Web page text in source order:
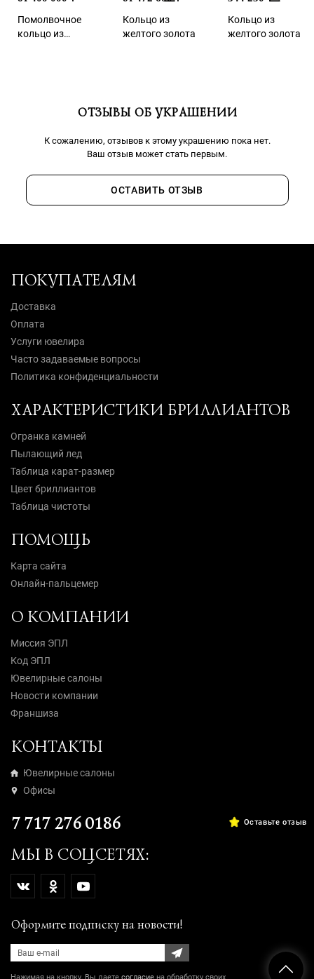
Помолвочное
кольцо из
Кольцо из
желтого золота
Кольцо из
желтого золота
ОТЗЫВЫ ОБ УКРАШЕНИИ
К сожалению, отзывов к этому украшению пока нет.
Ваш отзыв может стать первым.
ОСТАВИТЬ ОТЗЫВ
ПОКУПАТЕЛЯМ
Доставка
Оплата
Услуги ювелира
Часто задаваемые вопросы
Политика конфиденциальности
ХАРАКТЕРИСТИКИ БРИЛЛИАНТОВ
Огранка камней
Пылающий лед
Таблица карат-размер
Цвет бриллиантов
Таблица чистоты
ПОМОЩЬ
Карта сайта
Онлайн-пальцемер
О КОМПАНИИ
Миссия ЭПЛ
Код ЭПЛ
Ювелирные салоны
Новости компании
Франшиза
КОНТАКТЫ
Ювелирные салоны
Офисы
7 717 276 0186
МЫ В СОЦСЕТЯХ:
Оформите подписку на новости!
Оставьте отзыв